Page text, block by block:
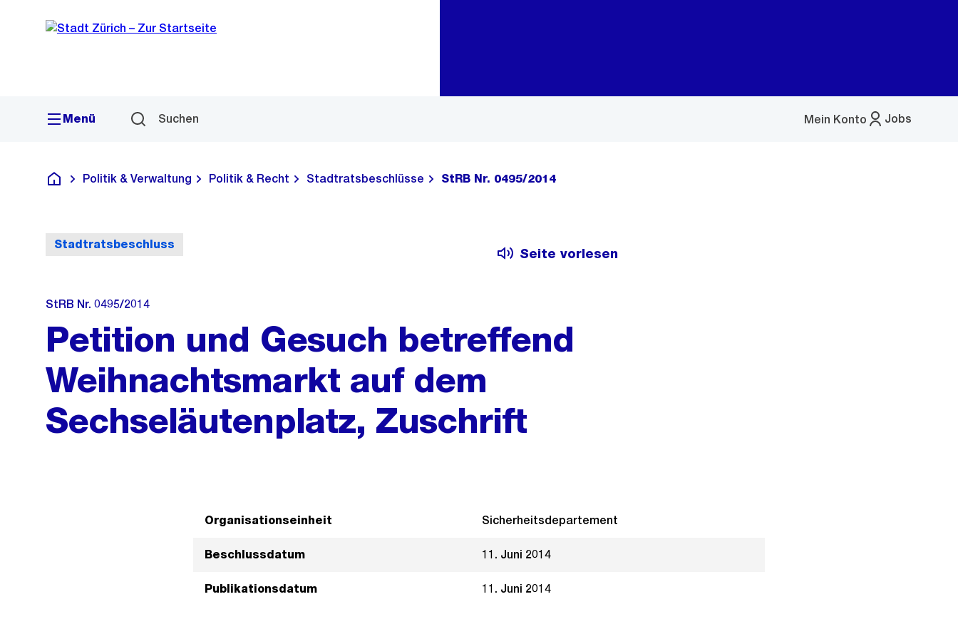
Navigation
Sprunglink
Menü Suchen Jobs
Mein Konto
Menü
Deutsch
Politik & Verwaltung Politik & Recht Stadtratsbeschlüsse StRB Nr. 0495/2014
Stadtratsbeschluss
Seite vorlesen
StRB Nr. 0495/2014
Petition und Gesuch betreffend
Weihnachtsmarkt auf dem
Sechseläutenplatz, Zuschrift
Organisationseinheit Sicherheitsdepartement
Beschlussdatum 11. Juni 2014
Publikationsdatum 11. Juni 2014